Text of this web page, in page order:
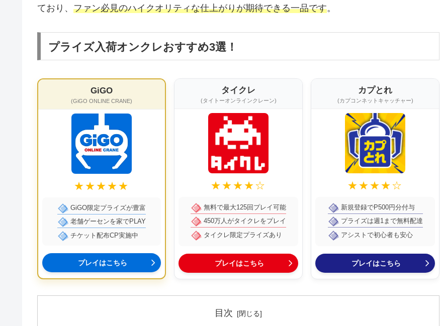
ており、 ファン必見のハイクオリティな仕上がりが期待できる一品です。
プライズ入荷オンクレおすすめ3選！
GiGO
(GiGO ONLINE CRANE)
★★★★★
GiGO限定プライズが豊富
老舗ゲーセンを家でPLAY
チケット配布CP実施中
プレイはこちら
タイクレ
(タイトーオンラインクレーン)
★★★★☆
無料で最大125回プレイ可能
450万人がタイクレをプレイ
タイクレ限定プライズあり
プレイはこちら
カプとれ
(カプコンネットキャッチャー)
★★★★☆
新規登録でP500円分付与
プライズは週1まで無料配達
アシストで初心者も安心
プレイはこちら
目次